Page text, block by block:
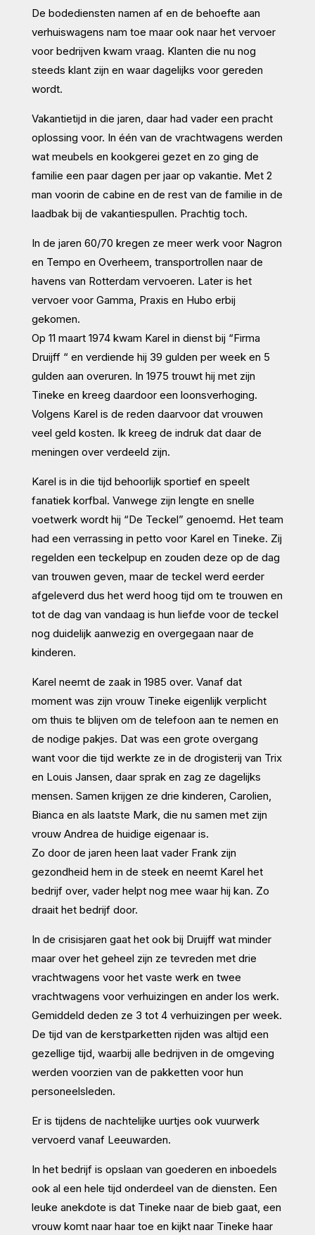
De bodediensten namen af en de behoefte aan
verhuiswagens nam toe maar ook naar het vervoer
voor bedrijven kwam vraag. Klanten die nu nog
steeds klant zijn en waar dagelijks voor gereden
wordt.
Vakantietijd in die jaren, daar had vader een pracht
oplossing voor. In één van de vrachtwagens werden
wat meubels en kookgerei gezet en zo ging de
familie een paar dagen per jaar op vakantie. Met 2
man voorin de cabine en de rest van de familie in de
laadbak bij de vakantiespullen. Prachtig toch.
In de jaren 60/70 kregen ze meer werk voor Nagron
en Tempo en Overheem, transportrollen naar de
havens van Rotterdam vervoeren. Later is het
vervoer voor Gamma, Praxis en Hubo erbij
gekomen.
Op 11 maart 1974 kwam Karel in dienst bij “Firma
Druijff “ en verdiende hij 39 gulden per week en 5
gulden aan overuren. In 1975 trouwt hij met zijn
Tineke en kreeg daardoor een loonsverhoging.
Volgens Karel is de reden daarvoor dat vrouwen
veel geld kosten. Ik kreeg de indruk dat daar de
meningen over verdeeld zijn.
Karel is in die tijd behoorlijk sportief en speelt
fanatiek korfbal. Vanwege zijn lengte en snelle
voetwerk wordt hij “De Teckel” genoemd. Het team
had een verrassing in petto voor Karel en Tineke. Zij
regelden een teckelpup en zouden deze op de dag
van trouwen geven, maar de teckel werd eerder
afgeleverd dus het werd hoog tijd om te trouwen en
tot de dag van vandaag is hun liefde voor de teckel
nog duidelijk aanwezig en overgegaan naar de
kinderen.
Karel neemt de zaak in 1985 over. Vanaf dat
moment was zijn vrouw Tineke eigenlijk verplicht
om thuis te blijven om de telefoon aan te nemen en
de nodige pakjes. Dat was een grote overgang
want voor die tijd werkte ze in de drogisterij van Trix
en Louis Jansen, daar sprak en zag ze dagelijks
mensen. Samen krijgen ze drie kinderen, Carolien,
Bianca en als laatste Mark, die nu samen met zijn
vrouw Andrea de huidige eigenaar is.
Zo door de jaren heen laat vader Frank zijn
gezondheid hem in de steek en neemt Karel het
bedrijf over, vader helpt nog mee waar hij kan. Zo
draait het bedrijf door.
In de crisisjaren gaat het ook bij Druijff wat minder
maar over het geheel zijn ze tevreden met drie
vrachtwagens voor het vaste werk en twee
vrachtwagens voor verhuizingen en ander los werk.
Gemiddeld deden ze 3 tot 4 verhuizingen per week.
De tijd van de kerstparketten rijden was altijd een
gezellige tijd, waarbij alle bedrijven in de omgeving
werden voorzien van de pakketten voor hun
personeelsleden.
Er is tijdens de nachtelijke uurtjes ook vuurwerk
vervoerd vanaf Leeuwarden.
In het bedrijf is opslaan van goederen en inboedels
ook al een hele tijd onderdeel van de diensten. Een
leuke anekdote is dat Tineke naar de bieb gaat, een
vrouw komt naar haar toe en kijkt naar Tineke haar